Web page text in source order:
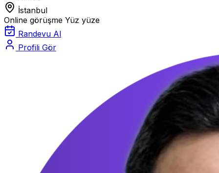
İstanbul
Online görüşme Yüz yüze
Randevu Al
Profili Gör